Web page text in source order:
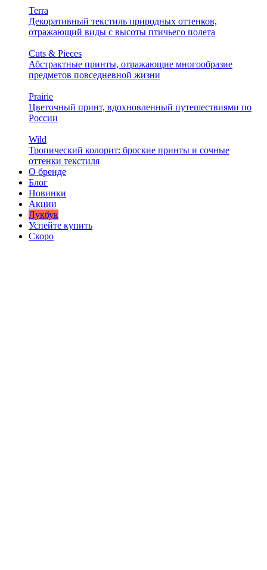
Terra
Декоративный текстиль природных оттенков,
отражающий виды с высоты птичьего полета
Cuts & Pieces
Абстрактные принты, отражающие многообразие
предметов повседневной жизни
Prairie
Цветочный принт, вдохновленный путешествиями по
России
Wild
Тропический колорит: броские принты и сочные
оттенки текстиля
О бренде
Блог
Новинки
Акции
Лукбук
Успейте купить
Скоро